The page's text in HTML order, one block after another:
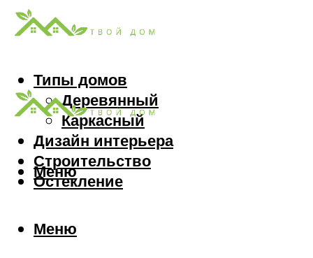
Типы домов
Деревянный
Каркасный
Дизайн интерьера
Строительство
Остекление
Меню
Меню